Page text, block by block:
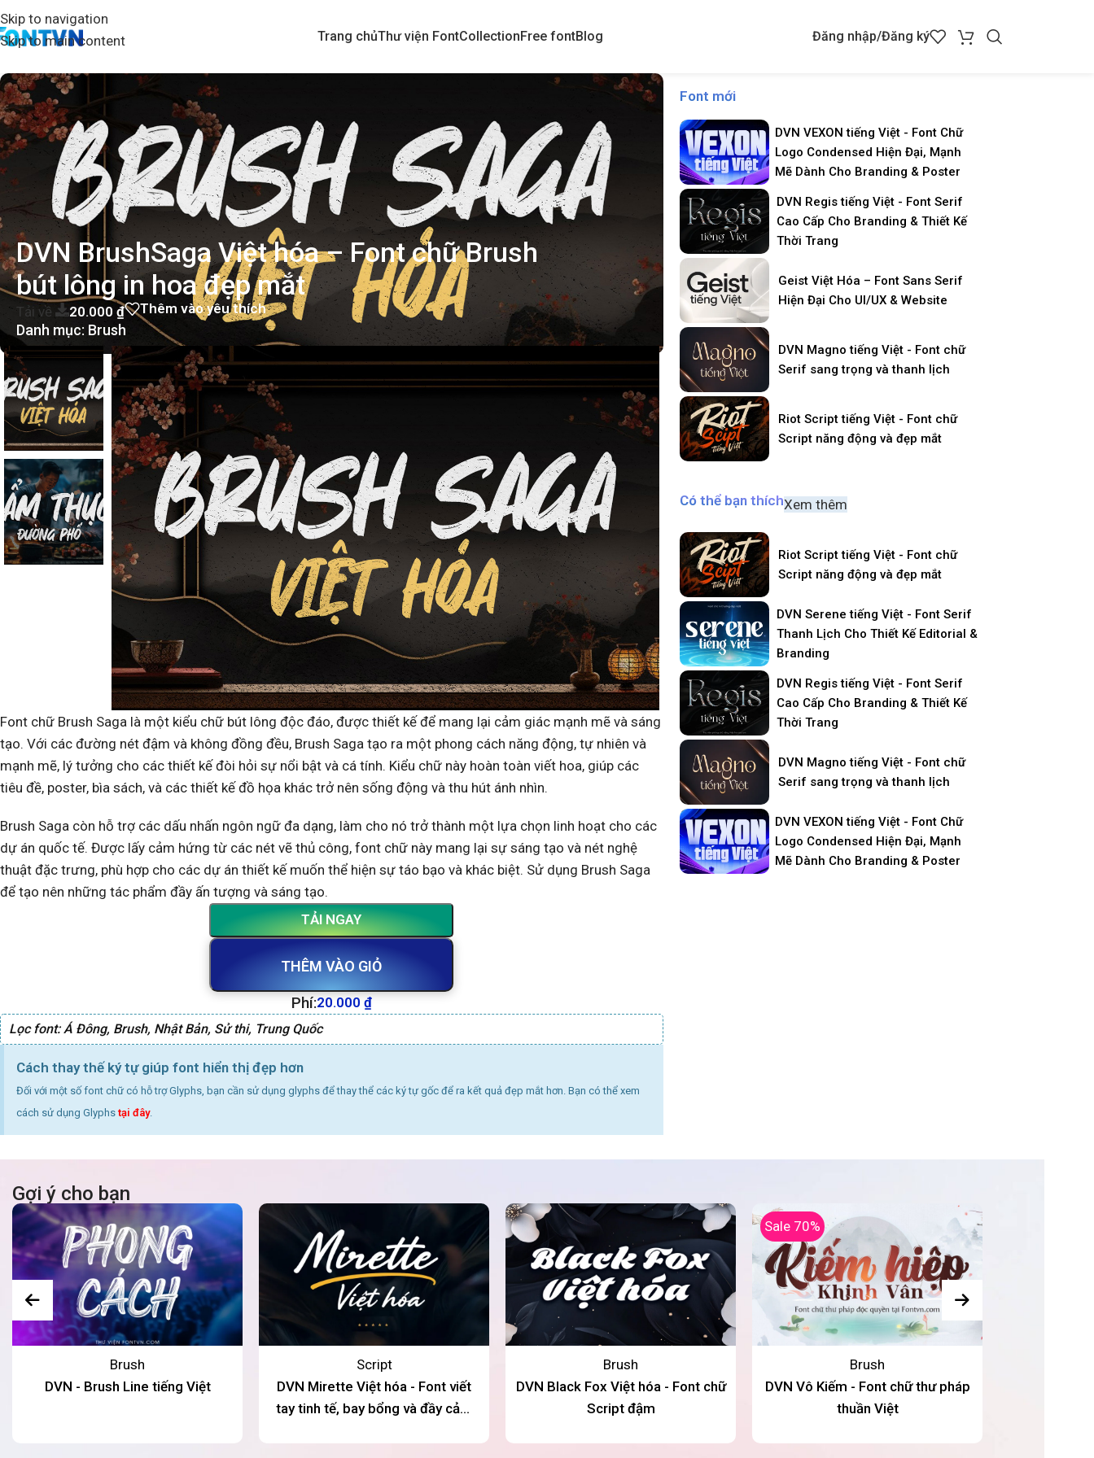
Skip to navigation
Skip to main content
Trang chủThư viện FontCollectionFree fontBlog Đăng nhập/Đăng ký
DVN BrushSaga Việt hóa – Font chữ Brush
bút lông in hoa đẹp mắt
Tải về 20.000 ₫ Thêm vào yêu thích
Danh mục: Brush
Font chữ Brush Saga là một kiểu chữ bút lông độc đáo, được thiết kế để mang lại cảm giác mạnh mẽ và sáng
tạo. Với các đường nét đậm và không đồng đều, Brush Saga tạo ra một phong cách năng động, tự nhiên và
mạnh mẽ, lý tưởng cho các thiết kế đòi hỏi sự nổi bật và cá tính. Kiểu chữ này hoàn toàn viết hoa, giúp các
tiêu đề, poster, bìa sách, và các thiết kế đồ họa khác trở nên sống động và thu hút ánh nhìn.
Brush Saga còn hỗ trợ các dấu nhấn ngôn ngữ đa dạng, làm cho nó trở thành một lựa chọn linh hoạt cho các
dự án quốc tế. Được lấy cảm hứng từ các nét vẽ thủ công, font chữ này mang lại sự sáng tạo và nét nghệ
thuật đặc trưng, phù hợp cho các dự án thiết kế muốn thể hiện sự táo bạo và khác biệt. Sử dụng Brush Saga
để tạo nên những tác phẩm đầy ấn tượng và sáng tạo.
THÊM VÀO GIỎ
TẢI NGAY
Phí:20.000 ₫
Lọc font: Á Đông, Brush, Nhật Bản, Sử thi, Trung Quốc
Cách thay thế ký tự giúp font hiển thị đẹp hơn
Đối với một số font chữ có hỗ trợ Glyphs, bạn cần sử dụng glyphs để thay thể các ký tự gốc để ra kết quả đẹp mắt hơn. Bạn có thể xem
cách sử dụng Glyphs tại đây.
Font mới
DVN VEXON tiếng Việt - Font Chữ
Logo Condensed Hiện Đại, Mạnh
Mẽ Dành Cho Branding & Poster
DVN Regis tiếng Việt - Font Serif
Cao Cấp Cho Branding & Thiết Kế
Thời Trang
Geist Việt Hóa – Font Sans Serif
Hiện Đại Cho UI/UX & Website
DVN Magno tiếng Việt - Font chữ
Serif sang trọng và thanh lịch
Riot Script tiếng Việt - Font chữ
Script năng động và đẹp mắt
Có thể bạn thíchXem thêm
Riot Script tiếng Việt - Font chữ
Script năng động và đẹp mắt
DVN Serene tiếng Việt - Font Serif
Thanh Lịch Cho Thiết Kế Editorial &
Branding
DVN Regis tiếng Việt - Font Serif
Cao Cấp Cho Branding & Thiết Kế
Thời Trang
DVN Magno tiếng Việt - Font chữ
Serif sang trọng và thanh lịch
DVN VEXON tiếng Việt - Font Chữ
Logo Condensed Hiện Đại, Mạnh
Mẽ Dành Cho Branding & Poster
Gợi ý cho bạn
Brush
DVN - Brush Line tiếng Việt
Script
DVN Mirette Việt hóa - Font viết
tay tinh tế, bay bổng và đầy cảm
Brush
DVN Black Fox Việt hóa - Font chữ
Script đậm
Sale 70%
Brush
DVN Vô Kiếm - Font chữ thư pháp
thuần Việt